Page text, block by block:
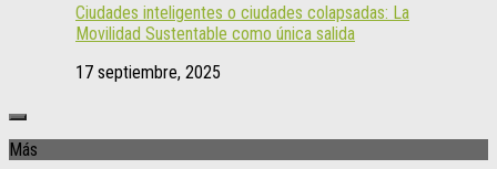
Ciudades inteligentes o ciudades colapsadas: La
Movilidad Sustentable como única salida
17 septiembre, 2025
Más